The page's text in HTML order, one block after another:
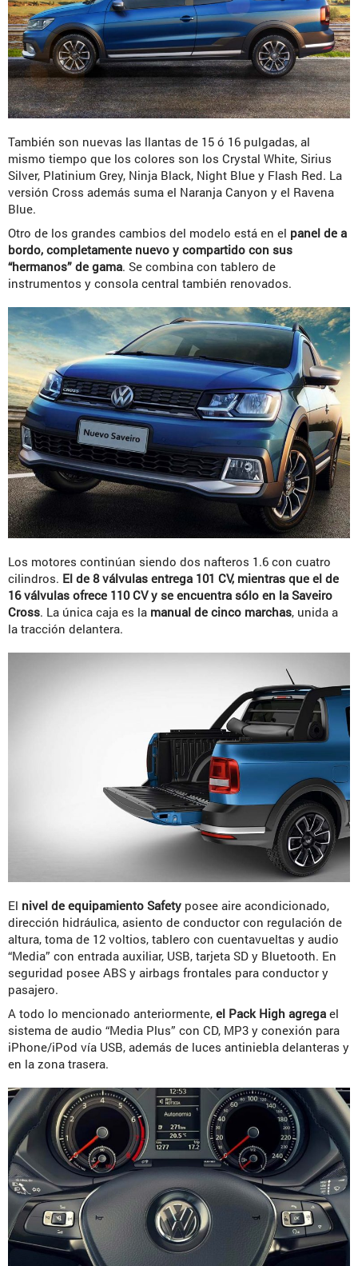
También son nuevas las llantas de 15 ó 16 pulgadas, al
mismo tiempo que los colores son los Crystal White, Sirius
Silver, Platinium Grey, Ninja Black, Night Blue y Flash Red. La
versión Cross además suma el Naranja Canyon y el Ravena
Blue.
Otro de los grandes cambios del modelo está en el panel de a
bordo, completamente nuevo y compartido con sus
“hermanos” de gama. Se combina con tablero de
instrumentos y consola central también renovados.
Los motores continúan siendo dos nafteros 1.6 con cuatro
cilindros. El de 8 válvulas entrega 101 CV, mientras que el de
16 válvulas ofrece 110 CV y se encuentra sólo en la Saveiro
Cross. La única caja es la manual de cinco marchas, unida a
la tracción delantera.
El nivel de equipamiento Safety posee aire acondicionado,
dirección hidráulica, asiento de conductor con regulación de
altura, toma de 12 voltios, tablero con cuentavueltas y audio
“Media” con entrada auxiliar, USB, tarjeta SD y Bluetooth. En
seguridad posee ABS y airbags frontales para conductor y
pasajero.
A todo lo mencionado anteriormente, el Pack High agrega el
sistema de audio “Media Plus” con CD, MP3 y conexión para
iPhone/iPod vía USB, además de luces antiniebla delanteras y
en la zona trasera.